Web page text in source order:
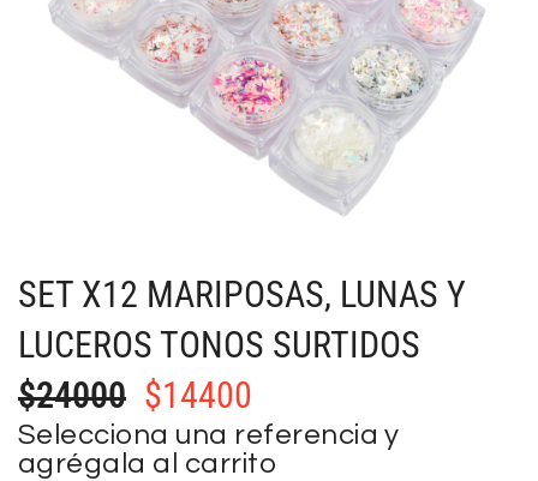
SET X12 MARIPOSAS, LUNAS Y
LUCEROS TONOS SURTIDOS
$24000 $14400
Selecciona una referencia y
agrégala al carrito